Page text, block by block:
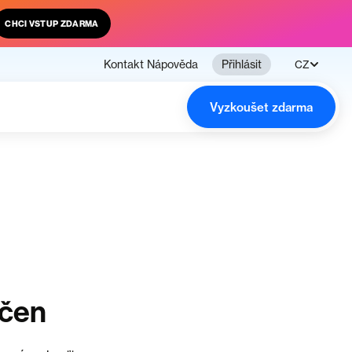
CHCI VSTUP ZDARMA
Kontakt Nápověda Přihlásit CZ
Vyzkoušet zdarma